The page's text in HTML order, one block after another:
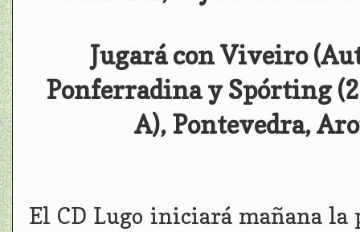
Jugará con Viveiro
Ponferradina y Spórting
A), Pontevedra,
El CD Lugo iniciará mañana la